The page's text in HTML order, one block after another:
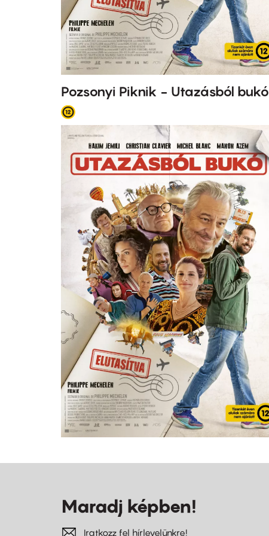
Pozsonyi Piknik - Utazásból bukó
Maradj képben!
Iratkozz fel hírlevelünkre!